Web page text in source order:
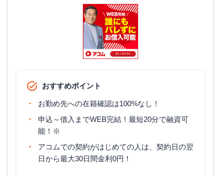
おすすめポイント
お勤め先への在籍確認は100%なし！
申込～借入までWEB完結！最短20分で融資可
能！※
アコムでの契約がはじめての人は、契約日の翌
日から最大30日間金利0円！